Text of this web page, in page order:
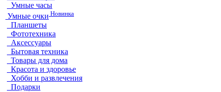
Умные часы
Умные очки Новинка
Планшеты
Фототехника
Аксессуары
Бытовая техника
Товары для дома
Красота и здоровье
Хобби и развлечения
Подарки